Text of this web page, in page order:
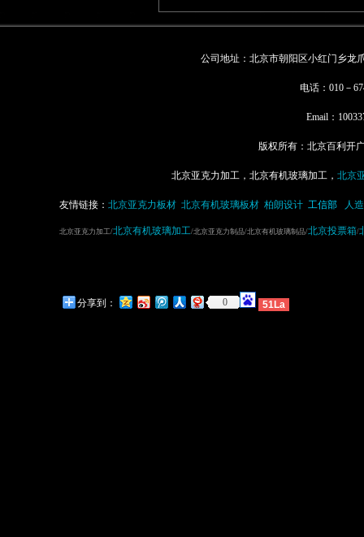
公司地址：北京市朝阳区小红门乡龙
电话：010－
Email：
版权所有：北京百利开
北京亚克力加工，北京有机玻璃加工， 北京
友情链接： 北京亚克力板材 北京有机玻璃板材 柏朗设计 工信部 人
北京亚克力加工/北京有机玻璃加工/北京亚克力制品/北京有机玻璃制品/北京投票箱/
51La
分享到： 0